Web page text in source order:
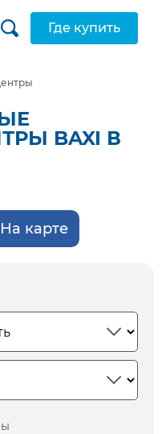
Где купить
BAXI В
На карте